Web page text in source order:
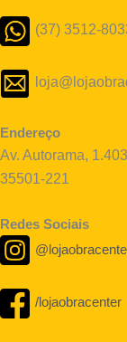
(37) 3512-
Endereço
Av. Autorama,
35501-221
Redes Sociais
/lojaobracenter